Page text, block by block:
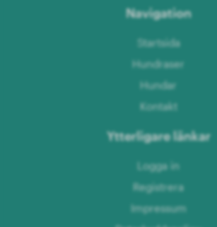
Navigation
Startsida
Hundraser
Hundar
Kontakt
Ytterligare länkar
Logga in
Registrera
Impressum